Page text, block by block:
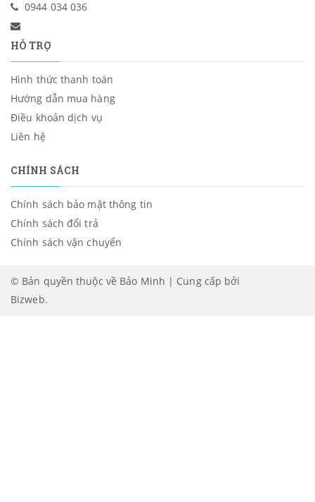
0944 034 036
HỖ TRỢ
Hình thức thanh toán
Hướng dẫn mua hàng
Điều khoản dịch vụ
Liên hệ
CHÍNH SÁCH
Chính sách bảo mật thông tin
Chính sách đổi trả
Chính sách vận chuyển
© Bản quyền thuộc về Bảo Minh | Cung cấp bởi
Bizweb.